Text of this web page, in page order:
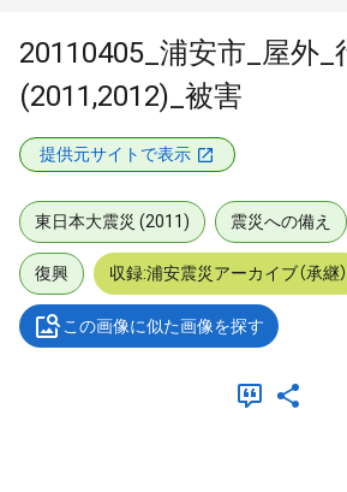
20110405_浦安市_屋外_
(2011,2012)_被害
提供元サイトで表示
東日本大震災 (2011) 震災への備え
復興 収録:浦安震災アーカイブ（承継）
この画像に似た画像を探す